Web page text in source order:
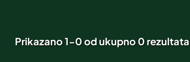
Prikazano 1-0 od ukupno 0 rezultata